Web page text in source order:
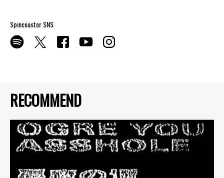
RECOMMEND
Spincoaster SNS